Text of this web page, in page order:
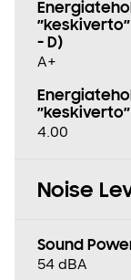
- D)
A+
4.00
Noise
Sound
54 dBA